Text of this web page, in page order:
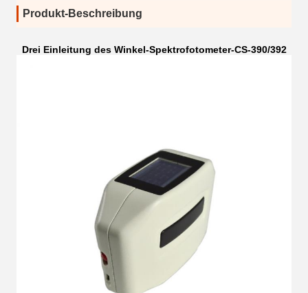
Produkt-Beschreibung
Drei Einleitung des Winkel-Spektrofotometer-CS-390/392